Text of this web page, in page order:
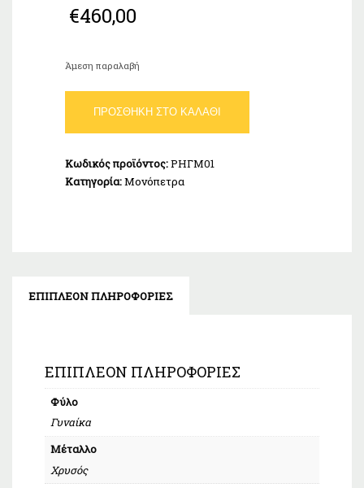
€460,00
Άμεση παραλαβή
Μονόπετρο
Λευκόχρυσο
ποσότητα
ΠΡΟΣΘΉΚΗ ΣΤΟ ΚΑΛΆΘΙ
Κωδικός προϊόντος:ΡΗΓΜ01
Κατηγορία:Μονόπετρα
ΕΠΙΠΛΈΟΝ ΠΛΗΡΟΦΟΡΊΕΣ
ΕΠΙΠΛΈΟΝ ΠΛΗΡΟΦΟΡΊΕΣ
Φύλο
Γυναίκα
Μέταλλο
Χρυσός